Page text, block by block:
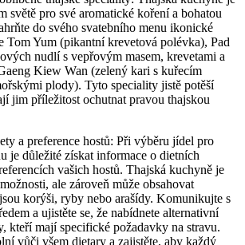
světě pro své aromatické koření a bohatou
do svého svatebního menu ikonické
Tom Yum (pikantní krevetová polévka), Pad
nudlí s vepřovým masem, krevetami a
Kiew Wan (zelený kari s kuřecím
plody). Tyto speciality jistě potěší
jim příležitost ochutnat pravou thajskou
a preference hostů: Při výběru jídel pro
je důležité získat informace o dietních
vašich hostů. Thajská kuchyně je
ale zároveň může obsahovat
korýši, ryby nebo arašídy. Komunikujte s
a ujistěte se, že nabídnete alternativní
kteří mají specifické požadavky na stravu.
vůči všem dietary a zajistěte, aby každý